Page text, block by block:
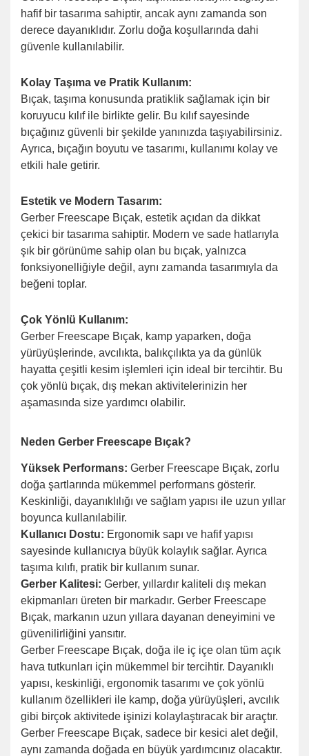
hafif bir tasarıma sahiptir, ancak aynı zamanda son
derece dayanıklıdır. Zorlu doğa koşullarında dahi
güvenle kullanılabilir.
Kolay Taşıma ve Pratik Kullanım:
Bıçak, taşıma konusunda pratiklik sağlamak için bir
koruyucu kılıf ile birlikte gelir. Bu kılıf sayesinde
bıçağınız güvenli bir şekilde yanınızda taşıyabilirsiniz.
Ayrıca, bıçağın boyutu ve tasarımı, kullanımı kolay ve
etkili hale getirir.
Estetik ve Modern Tasarım:
Gerber Freescape Bıçak, estetik açıdan da dikkat
çekici bir tasarıma sahiptir. Modern ve sade hatlarıyla
şık bir görünüme sahip olan bu bıçak, yalnızca
fonksiyonelliğiyle değil, aynı zamanda tasarımıyla da
beğeni toplar.
Çok Yönlü Kullanım:
Gerber Freescape Bıçak, kamp yaparken, doğa
yürüyüşlerinde, avcılıkta, balıkçılıkta ya da günlük
hayatta çeşitli kesim işlemleri için ideal bir tercihtir. Bu
çok yönlü bıçak, dış mekan aktivitelerinizin her
aşamasında size yardımcı olabilir.
Neden Gerber Freescape Bıçak?
Yüksek Performans: Gerber Freescape Bıçak, zorlu
doğa şartlarında mükemmel performans gösterir.
Keskinliği, dayanıklılığı ve sağlam yapısı ile uzun yıllar
boyunca kullanılabilir.
Kullanıcı Dostu: Ergonomik sapı ve hafif yapısı
sayesinde kullanıcıya büyük kolaylık sağlar. Ayrıca
taşıma kılıfı, pratik bir kullanım sunar.
Gerber Kalitesi: Gerber, yıllardır kaliteli dış mekan
ekipmanları üreten bir markadır. Gerber Freescape
Bıçak, markanın uzun yıllara dayanan deneyimini ve
güvenilirliğini yansıtır.
Gerber Freescape Bıçak, doğa ile iç içe olan tüm açık
hava tutkunları için mükemmel bir tercihtir. Dayanıklı
yapısı, keskinliği, ergonomik tasarımı ve çok yönlü
kullanım özellikleri ile kamp, doğa yürüyüşleri, avcılık
gibi birçok aktivitede işinizi kolaylaştıracak bir araçtır.
Gerber Freescape Bıçak, sadece bir kesici alet değil,
aynı zamanda doğada en büyük yardımcınız olacaktır.